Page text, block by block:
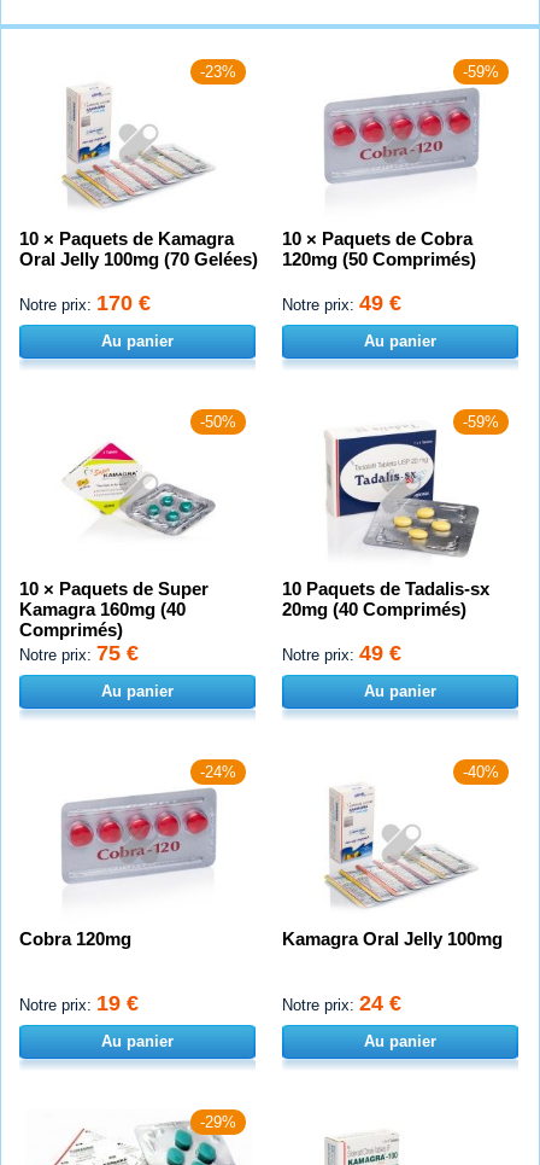
-23%
10 × Paquets de Kamagra
Oral Jelly 100mg (70 Gelées)
Notre prix: 170 €
Au panier
-59%
10 × Paquets de Cobra
120mg (50 Comprimés)
Notre prix: 49 €
Au panier
-50%
10 × Paquets de Super
Kamagra 160mg (40
Comprimés)
Notre prix: 75 €
Au panier
-59%
10 Paquets de Tadalis-sx
20mg (40 Comprimés)
Notre prix: 49 €
Au panier
-24%
Cobra 120mg
Notre prix: 19 €
Au panier
-40%
Kamagra Oral Jelly 100mg
Notre prix: 24 €
Au panier
-29%